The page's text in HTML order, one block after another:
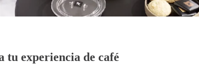
tu experiencia de café